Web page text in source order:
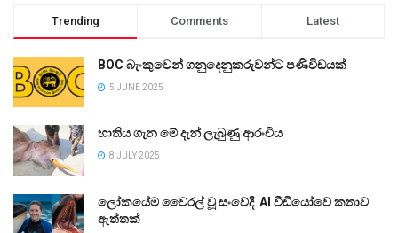
Trending Comments Latest
BOC බැංකුවෙන් ගනුදෙනුකරුවන්ට පණිවිඩයක්
5 JUNE 2025
භාතිය ගැන මේ දැන් ලැබුණු ආරංචිය
8 JULY 2025
ලෝකයේම වෛරල් වූ සංවේදී AI වීඩියෝවේ කතාව
ඇත්තක්